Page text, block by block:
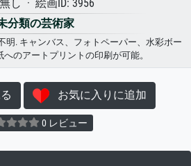
し · 絵画ID: 3956
分類の芸術家
明. キャンバス、フォトペーパー、水彩ボー
へのアートプリントの印刷が可能。
お気に入りに追加
0 レビュー